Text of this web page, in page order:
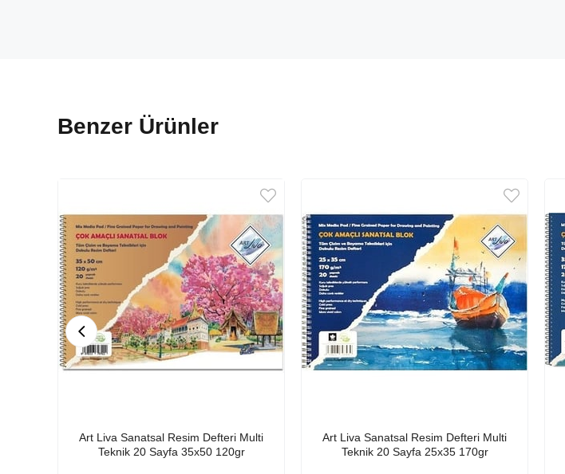
Benzer Ürünler
Art Liva Sanatsal Resim Defteri Multi
Teknik 20 Sayfa 35x50 120gr
Art Liva Sanatsal Resim Defteri Multi
Teknik 20 Sayfa 25x35 170gr